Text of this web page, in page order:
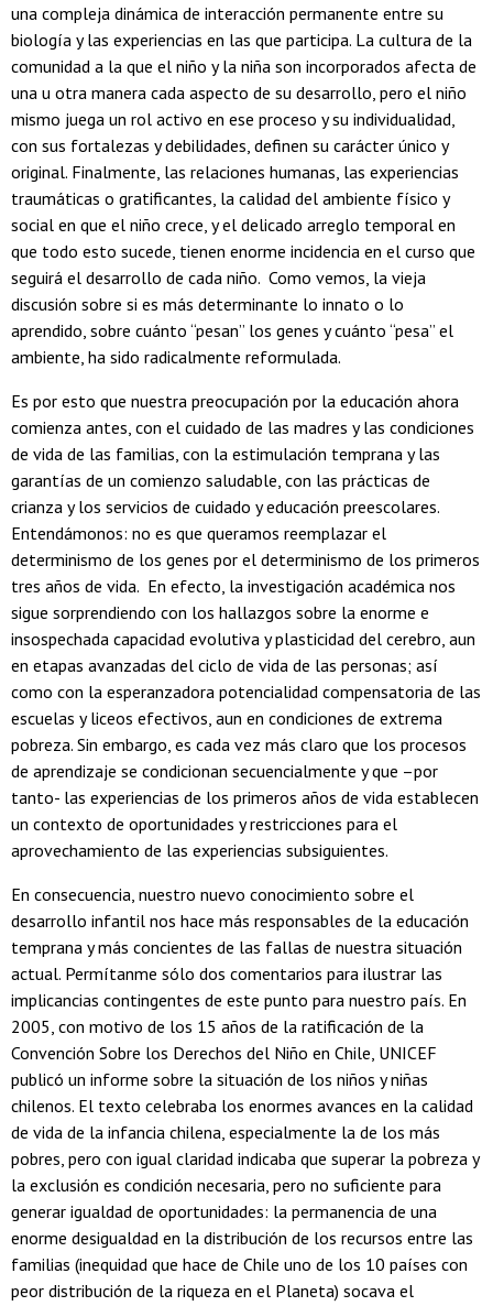
una compleja dinámica de interacción permanente entre su
biología y las experiencias en las que participa. La cultura de la
comunidad a la que el niño y la niña son incorporados afecta de
una u otra manera cada aspecto de su desarrollo, pero el niño
mismo juega un rol activo en ese proceso y su individualidad,
con sus fortalezas y debilidades, definen su carácter único y
original. Finalmente, las relaciones humanas, las experiencias
traumáticas o gratificantes, la calidad del ambiente físico y
social en que el niño crece, y el delicado arreglo temporal en
que todo esto sucede, tienen enorme incidencia en el curso que
seguirá el desarrollo de cada niño. Como vemos, la vieja
discusión sobre si es más determinante lo innato o lo
aprendido, sobre cuánto “pesan” los genes y cuánto “pesa” el
ambiente, ha sido radicalmente reformulada.
Es por esto que nuestra preocupación por la educación ahora
comienza antes, con el cuidado de las madres y las condiciones
de vida de las familias, con la estimulación temprana y las
garantías de un comienzo saludable, con las prácticas de
crianza y los servicios de cuidado y educación preescolares.
Entendámonos: no es que queramos reemplazar el
determinismo de los genes por el determinismo de los primeros
tres años de vida. En efecto, la investigación académica nos
sigue sorprendiendo con los hallazgos sobre la enorme e
insospechada capacidad evolutiva y plasticidad del cerebro, aun
en etapas avanzadas del ciclo de vida de las personas; así
como con la esperanzadora potencialidad compensatoria de las
escuelas y liceos efectivos, aun en condiciones de extrema
pobreza. Sin embargo, es cada vez más claro que los procesos
de aprendizaje se condicionan secuencialmente y que –por
tanto- las experiencias de los primeros años de vida establecen
un contexto de oportunidades y restricciones para el
aprovechamiento de las experiencias subsiguientes.
En consecuencia, nuestro nuevo conocimiento sobre el
desarrollo infantil nos hace más responsables de la educación
temprana y más concientes de las fallas de nuestra situación
actual. Permítanme sólo dos comentarios para ilustrar las
implicancias contingentes de este punto para nuestro país. En
2005, con motivo de los 15 años de la ratificación de la
Convención Sobre los Derechos del Niño en Chile, UNICEF
publicó un informe sobre la situación de los niños y niñas
chilenos. El texto celebraba los enormes avances en la calidad
de vida de la infancia chilena, especialmente la de los más
pobres, pero con igual claridad indicaba que superar la pobreza y
la exclusión es condición necesaria, pero no suficiente para
generar igualdad de oportunidades: la permanencia de una
enorme desigualdad en la distribución de los recursos entre las
familias (inequidad que hace de Chile uno de los 10 países con
peor distribución de la riqueza en el Planeta) socava el